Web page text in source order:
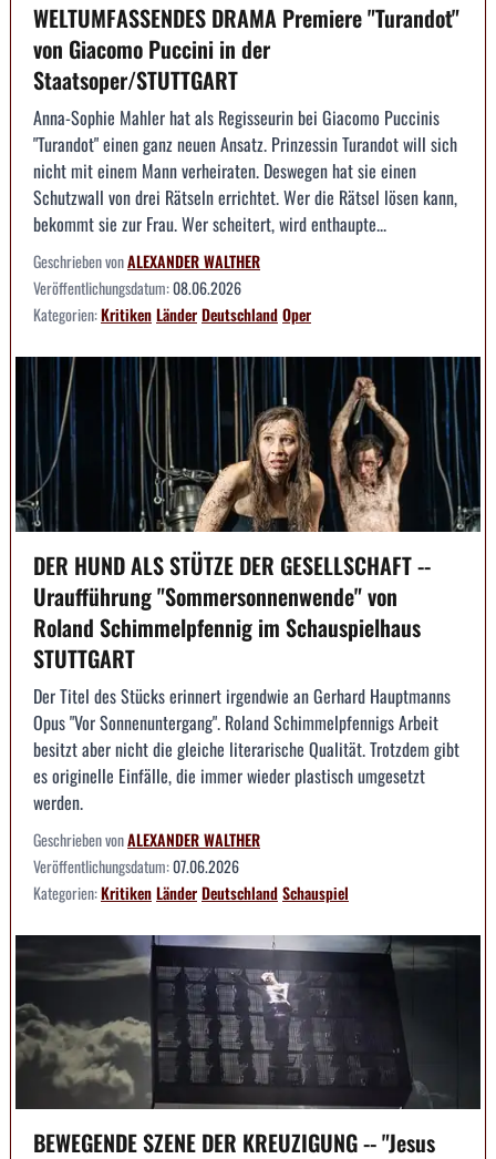
WELTUMFASSENDES DRAMA Premiere "Turandot"
von Giacomo Puccini in der
Staatsoper/STUTTGART
Anna-Sophie Mahler hat als Regisseurin bei Giacomo Puccinis
"Turandot" einen ganz neuen Ansatz. Prinzessin Turandot will sich
nicht mit einem Mann verheiraten. Deswegen hat sie einen
Schutzwall von drei Rätseln errichtet. Wer die Rätsel lösen kann,
bekommt sie zur Frau. Wer scheitert, wird enthaupte...
Geschrieben vonALEXANDER WALTHER
Veröffentlichungsdatum:08.06.2026
Kategorien:KritikenLänderDeutschlandOper
DER HUND ALS STÜTZE DER GESELLSCHAFT --
Uraufführung "Sommersonnenwende" von
Roland Schimmelpfennig im Schauspielhaus
STUTTGART
Der Titel des Stücks erinnert irgendwie an Gerhard Hauptmanns
Opus "Vor Sonnenuntergang". Roland Schimmelpfennigs Arbeit
besitzt aber nicht die gleiche literarische Qualität. Trotzdem gibt
es originelle Einfälle, die immer wieder plastisch umgesetzt
werden.
Geschrieben vonALEXANDER WALTHER
Veröffentlichungsdatum:07.06.2026
Kategorien:KritikenLänderDeutschlandSchauspiel
BEWEGENDE SZENE DER KREUZIGUNG -- "Jesus